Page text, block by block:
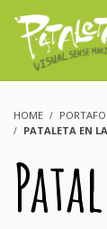
HOME
PATALETA EN